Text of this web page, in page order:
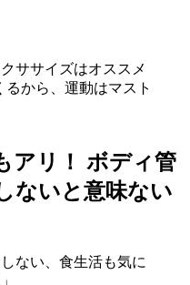
ササイズはオススメ
から、運動はマスト
アリ！ ボディ管
ないと意味ない